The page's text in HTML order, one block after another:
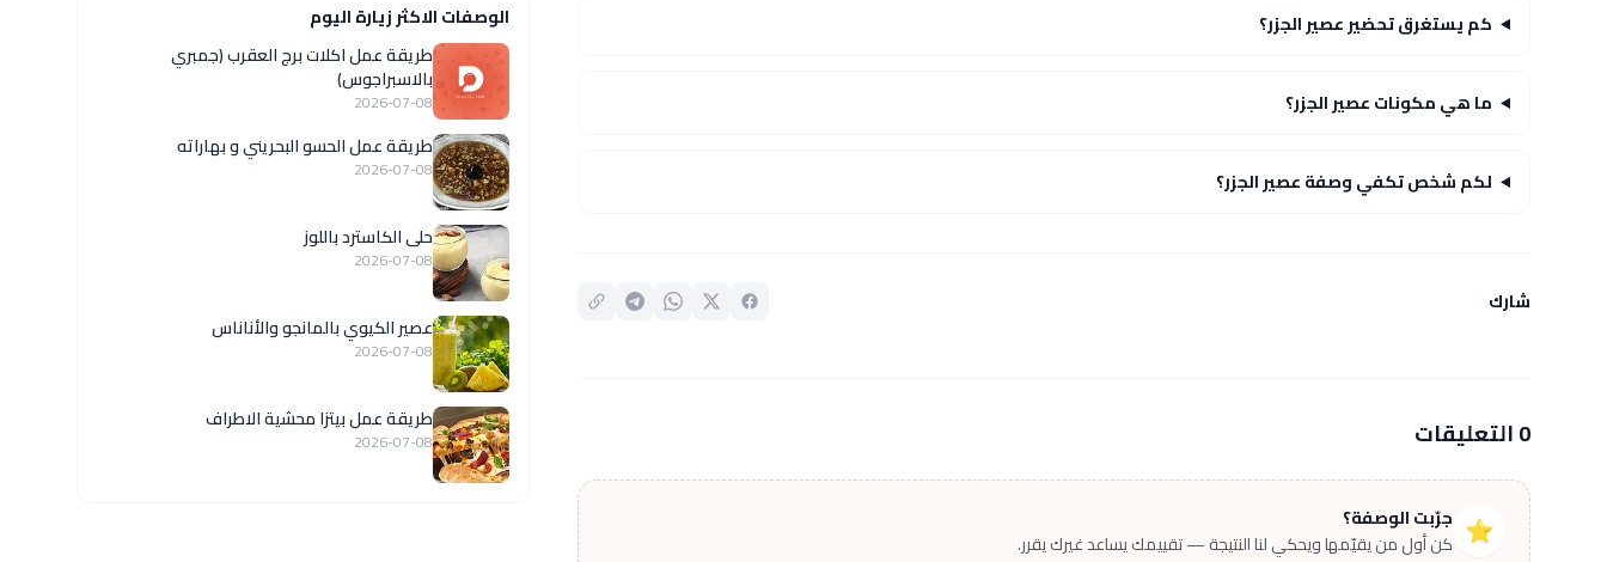
كم يستغرق تحضير عصير الجزر؟
ما هي مكونات عصير الجزر؟
لكم شخص تكفي وصفة عصير الجزر؟
شارك
0 التعليقات
⭐ جرّبت الوصفة؟
كن أول من يقيّمها ويحكي لنا النتيجة — تقييمك يساعد غيرك يقرر.
الوصفات الاكثر زيارة اليوم
طريقة عمل اكلات برج العقرب (جمبري
بالاسبراجوس)
2026-07-08
طريقة عمل الحسو البحريني و بهاراته
2026-07-08
حلى الكاسترد باللوز
2026-07-08
عصير الكيوي بالمانجو والأناناس
2026-07-08
طريقة عمل بيتزا محشية الاطراف
2026-07-08